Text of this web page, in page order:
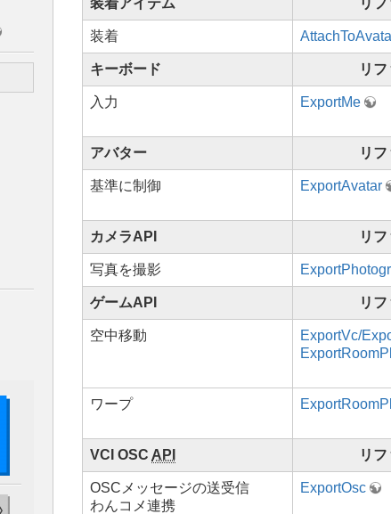
装着
キーボード リ
入力 ExportMe
アバター リ
基準に制御 ExportAvatar
カメラAPI リ
写真を撮影
ゲームAPI リ
空中移動
ExportVc/
ワープ
VCI OSC API リ
OSCメッセージの送受信
わんコメ連携
ExportOsc